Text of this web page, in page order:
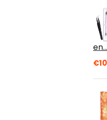
en…
€